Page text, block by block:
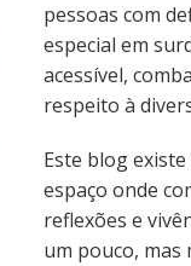
pessoas com
especial em
acessível,
respeito à
Este blog existe
espaço onde
reflexões e
um pouco, mas